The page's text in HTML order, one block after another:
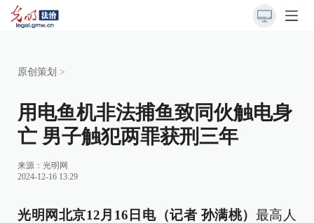
原创策划 >
用电鱼机非法捕鱼致同伙触电身
亡 男子触犯两罪获刑三年
来源： 光明网
2024-12-16 13:29
光明网北京12月16日电（记者 孙满桃） 最高人